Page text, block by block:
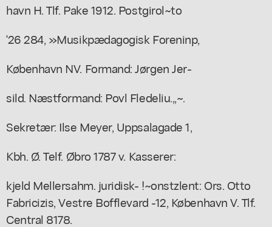
havn H. Tlf. Pake 1912. Postgirol~to
'26 284, »Musikpædagogisk Foreninp,
København NV. Formand: Jørgen Jer-
sild. Næstformand: Povl Fledeliu.,,~.
Sekretær: Ilse Meyer, Uppsalagade 1,
Kbh. Ø. Telf. Øbro 1787 v. Kasserer:
kjeld Mellersahm. juridisk- !~onstzlent: Ors. Otto
Fabricizis, Vestre Bofflevard -12, København V. Tlf.
Central 8178.